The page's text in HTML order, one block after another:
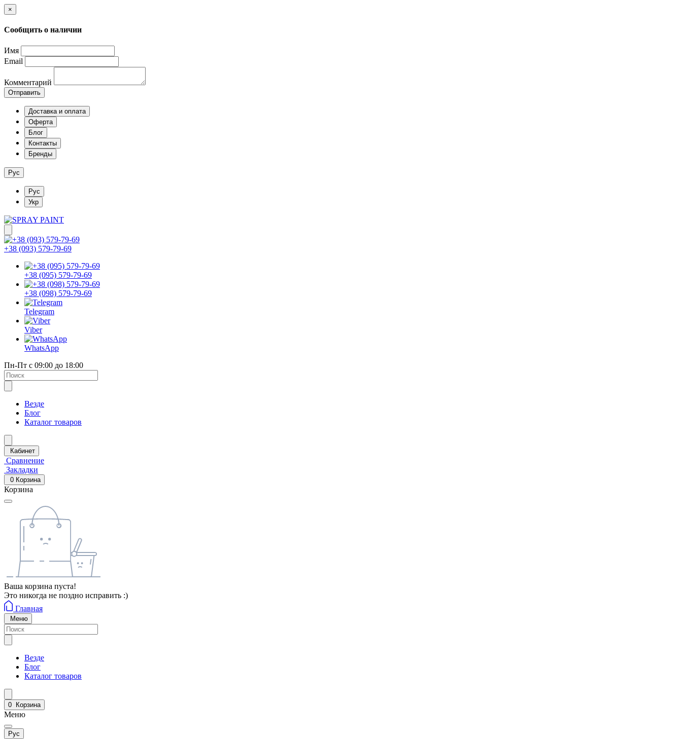
×
Сообщить о наличии
Имя
Email
Комментарий
Отправить
Доставка и оплата
Оферта
Блог
Контакты
Бренды
Рус
Рус
Укр
+38 (093) 579-79-69
+38 (095) 579-79-69
+38 (098) 579-79-69
Telegram
Viber
WhatsApp
Пн-Пт с 09:00 до 18:00
Везде
Блог
Каталог товаров
Кабинет
Сравнение
Закладки
0 Корзина
Корзина
Ваша корзина пуста!
Это никогда не поздно исправить :)
Главная
Меню
Везде
Блог
Каталог товаров
0 Корзина
Меню
Рус